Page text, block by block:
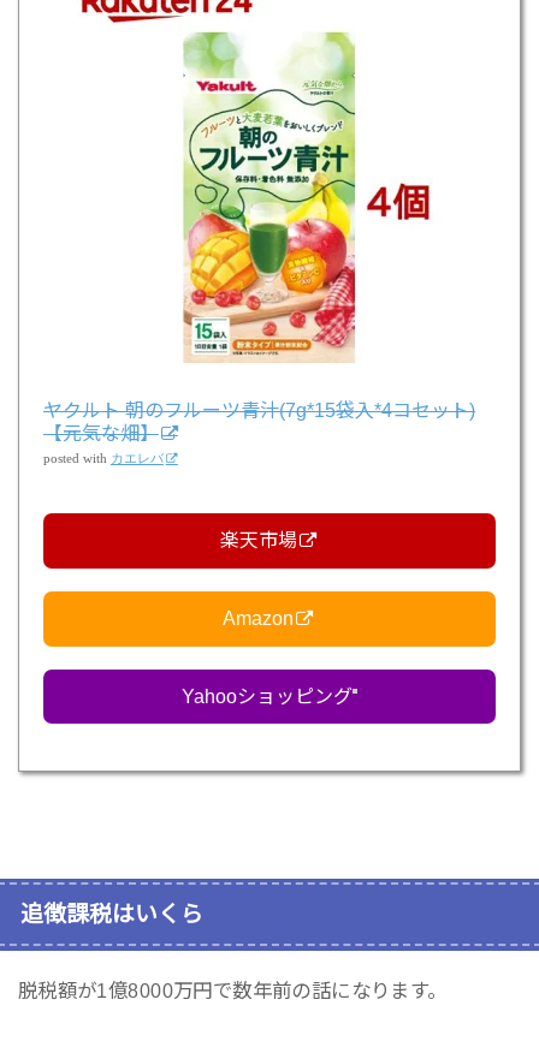
ヤクルト 朝のフルーツ青汁(7g*15袋入*4コセット)
【元気な畑】
posted with カエレバ
楽天市場
Amazon
Yahooショッピング
追徴課税はいくら
脱税額が1億8000万円で数年前の話になります。